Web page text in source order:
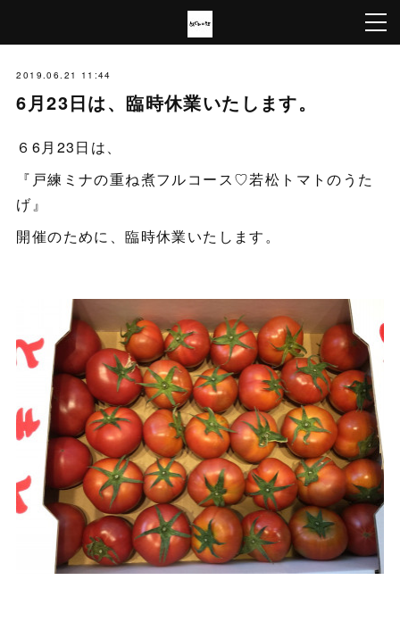
2019.06.21 11:44
6月23日は、臨時休業いたします。
６6月23日は、
『戸練ミナの重ね煮フルコース♡若松トマトのうた
げ』
開催のために、臨時休業いたします。